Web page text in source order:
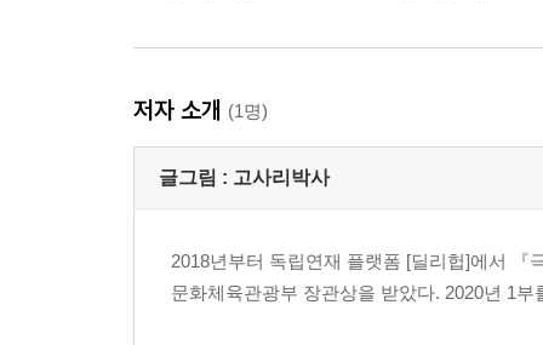
저자 소개 (1명)
글그림 : 고사리박사
2018년부터 독립연재 플랫폼 [딜리헙]에서 『
문화체육관광부 장관상을 받았다. 2020년 1